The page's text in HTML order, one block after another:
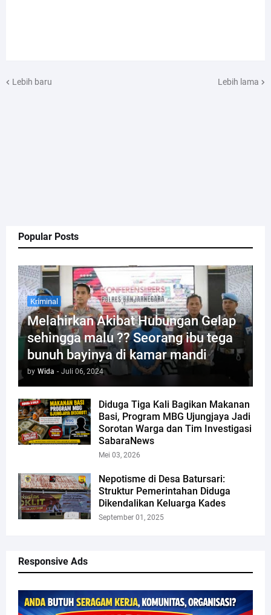
Popular Posts
Kriminal
Melahirkan Akibat Hubungan Gelap
sehingga malu ?? Seorang ibu tega
bunuh bayinya di kamar mandi
by Wida - Juli 06, 2024
Diduga Tiga Kali Bagikan Makanan
Basi, Program MBG Ujungjaya Jadi
Sorotan Warga dan Tim Investigasi
SabaraNews
Mei 03, 2026
Nepotisme di Desa Batursari:
Struktur Pemerintahan Diduga
Dikendalikan Keluarga Kades
September 01, 2025
Responsive Ads
Lebih baru Lebih lama